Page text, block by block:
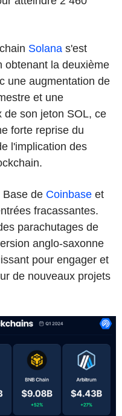
Solana s'est
obtenant la deuxième
une augmentation de
et une
de son jeton SOL, ce
forte reprise du
l'implication des
Base de Coinbase et
fracassantes.
parachutages de
anglo-saxonne
pour engager et
de nouveaux projets